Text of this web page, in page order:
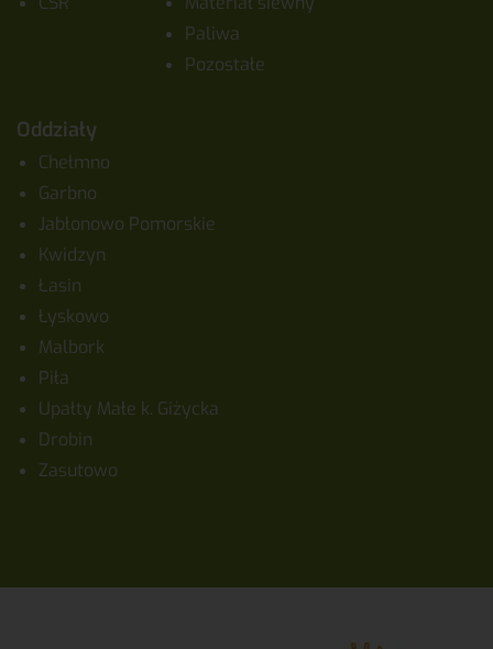
Paliwa
Pozostałe
Oddziały
Chełmno
Garbno
Jabłonowo Pomorskie
Kwidzyn
Łasin
Łyskowo
Malbork
Piła
Upałty Małe k. Giżycka
Drobin
Zasutowo